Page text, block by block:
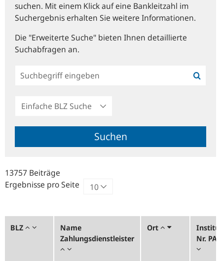
suchen. Mit einem Klick auf eine Bankleitzahl im
Suchergebnis erhalten Sie weitere Informationen.
Die "Erweiterte Suche" bieten Ihnen detaillierte
Suchabfragen an.
Einfache
Suche
Suchen
13757 Beiträge
Ergebnisse pro Seite
BLZ
Name
Zahlungsdienstleister
Ort
Nr.